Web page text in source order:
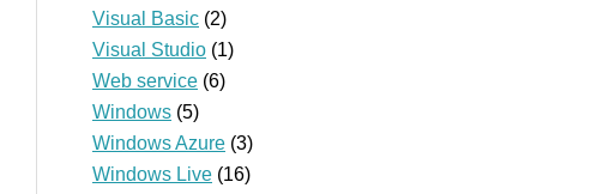
Visual Basic (2)
Visual Studio (1)
Web service (6)
Windows (5)
Windows Azure (3)
Windows Live (16)